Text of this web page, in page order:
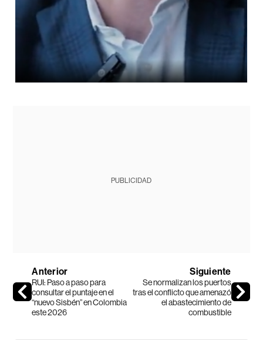
PUBLICIDAD
Anterior
RUI: Paso a paso para
consultar el puntaje en el
“nuevo Sisbén” en Colombia
este 2026
Siguiente
Se normalizan los puertos
tras el conflicto que amenazó
el abastecimiento de
combustible